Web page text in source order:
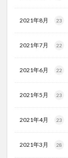
2021年8月 23
2021年7月 22
2021年6月 22
2021年5月 23
2021年4月 23
2021年3月 28